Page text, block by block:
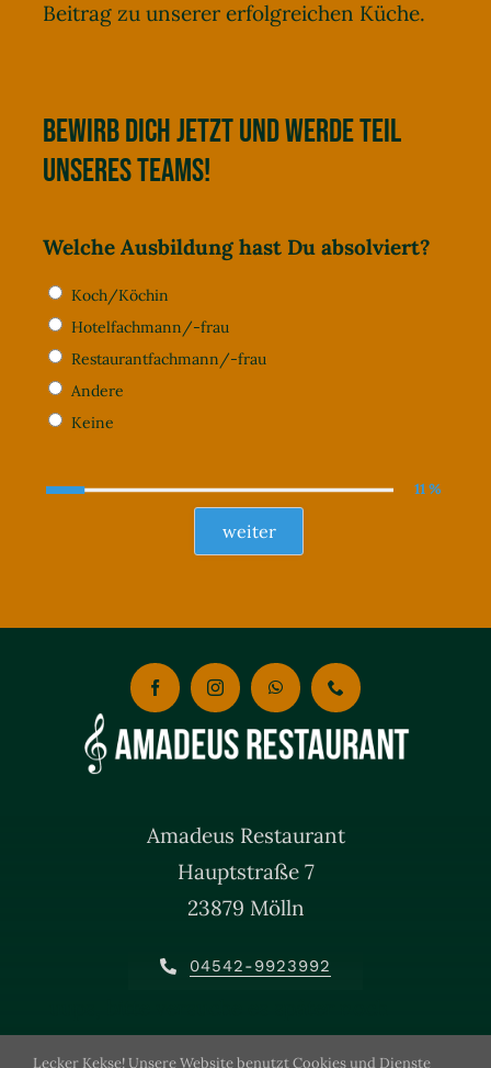
Beitrag zu unserer erfolgreichen Küche.
Bewirb dich jetzt und werde Teil
unseres Teams!
Welche Ausbildung hast Du absolviert?
Koch/Köchin
Hotelfachmann/-frau
Restaurantfachmann/-frau
Andere
Keine
11 %
weiter
Amadeus Restaurant
Hauptstraße 7
23879 Mölln
04542-9923992
Lecker Kekse! Unsere Website benutzt Cookies und Dienste